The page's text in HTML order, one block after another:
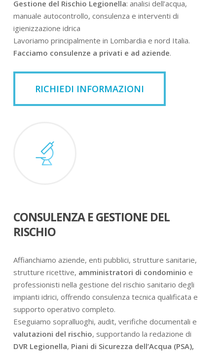
Gestione del Rischio Legionella: analisi dell’acqua,
manuale autocontrollo, consulenza e interventi di
igienizzazione idrica
Lavoriamo principalmente in Lombardia e nord Italia.
Facciamo consulenze a privati e ad aziende.
RICHIEDI INFORMAZIONI
CONSULENZA E GESTIONE DEL
RISCHIO
Affianchiamo aziende, enti pubblici, strutture sanitarie,
strutture ricettive, amministratori di condominio e
professionisti nella gestione del rischio sanitario degli
impianti idrici, offrendo consulenza tecnica qualificata e
supporto operativo completo.
Eseguiamo sopralluoghi, audit, verifiche documentali e
valutazioni del rischio, supportando la redazione di
DVR Legionella, Piani di Sicurezza dell’Acqua (PSA),